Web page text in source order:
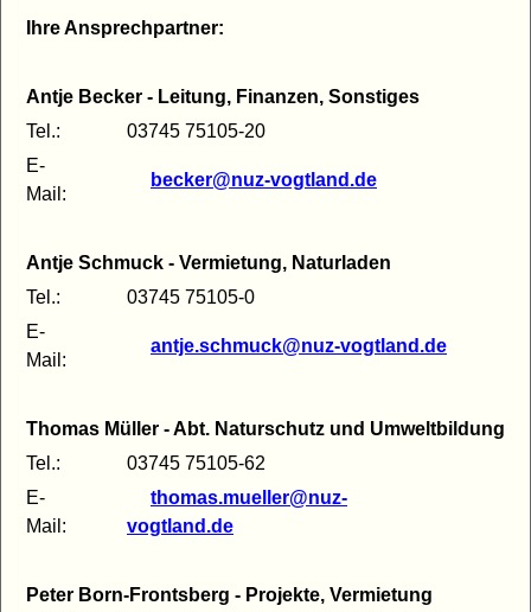
Ihre Ansprechpartner:
Antje Becker - Leitung, Finanzen, Sonstiges
Tel.:
03745 75105-20
E-
Mail:
becker@nuz-vogtland.de
Antje Schmuck - Vermietung, Naturladen
Tel.:
03745 75105-0
E-
Mail:
antje.schmuck@nuz-vogtland.de
Thomas Müller - Abt. Naturschutz und Umweltbildung
Tel.:
03745 75105-62
E-
Mail:
thomas.mueller@nuz-
vogtland.de
Peter Born-Frontsberg - Projekte, Vermietung